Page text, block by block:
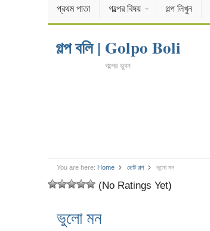
প্রথম পাতা গল্পের বিষয় গল্প লিখুন
গল্প বলি | Golpo Boli
গল্পের ভুবন
You are here: Home ছোট গল্প ভুলো মন
(No Ratings Yet)
ভুলো মন